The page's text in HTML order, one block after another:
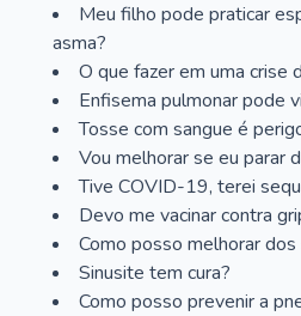
Meu filho pode praticar
asma?
O que fazer em uma crise
Enfisema pulmonar pode
Tosse com sangue é
Vou melhorar se eu parar
Tive COVID-19, terei
Devo me vacinar contra
Como posso melhorar
Sinusite tem cura?
Como posso prevenir a